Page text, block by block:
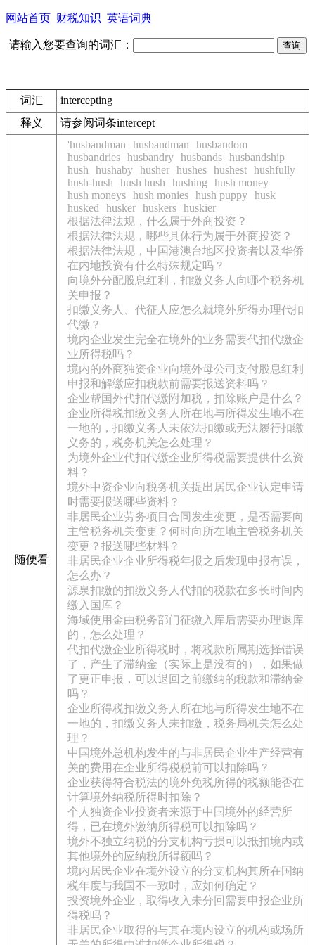
网站首页 财税知识 英语词典
请输入您要查询的词汇：
词汇
intercepting
释义
请参阅词条intercept
随便看
'husbandman husbandman
husbandom
husbandries husbandry husbands husbandship
hush
hushaby husher hushes hushest hushfully
hush-hush
hush hush hushing
hush money
hush moneys hush monies hush puppy husk
husked
husker huskers huskier
根据法律法规，什么属于外商投资？
根据法律法规，哪些具体行为属于外商投资？
根据法律法规，中国港澳台地区投资者以及华侨
在内地投资有什么特殊规定吗？
向境外分配股息红利，扣缴义务人向哪个税务机
关申报？
扣缴义务人、代征人应怎么就境外所得办理代扣
代缴？
境内企业发生完全在境外的业务需要代扣代缴企
业所得税吗？
境内的外商独资企业向境外母公司支付股息红利
申报和解缴应扣税款前需要报送资料吗？
企业帮国外代扣代缴附加税，扣除账户是什么？
企业所得税扣缴义务人所在地与所得发生地不在
一地的，扣缴义务人未依法扣缴或无法履行扣缴
义务的，税务机关怎么处理？
为境外企业代扣代缴企业所得税需要提供什么资
料？
境外中资企业向税务机关提出居民企业认定申请
时需要报送哪些资料？
非居民企业劳务项目合同发生变更，是否需要向
主管税务机关变更？何时向所在地主管税务机关
变更？报送哪些材料？
非居民企业企业所得税年报之后发现申报有误，
怎么办？
源泉扣缴的扣缴义务人代扣的税款在多长时间内
缴入国库？
海域使用金由税务部门征缴入库后需要办理退库
的，怎么处理？
代扣代缴企业所得税时，将税款所属期选择错误
了，产生了滞纳金（实际上是没有的），如果做
了更正申报，可以退回之前缴纳的税款和滞纳金
吗？
企业所得税扣缴义务人所在地与所得发生地不在
一地的，扣缴义务人未扣缴，税务局机关怎么处
理？
中国境外总机构发生的与非居民企业生产经营有
关的费用在企业所得税税前可以扣除吗？
企业获得符合税法的境外免税所得的税额能否在
计算境外纳税所得时扣除？
个人独资企业投资者来源于中国境外的经营所
得，已在境外缴纳所得税可以扣除吗？
境外不独立纳税的分支机构亏损可以抵扣境内或
其他境外的应纳税所得额吗？
境内居民企业在境外设立的分支机构其所在国纳
税年度与我国不一致时，应如何确定？
投资境外企业，取得收入未分回需要申报企业所
得税吗？
非居民企业取得的与其在境内设立的机构或场所